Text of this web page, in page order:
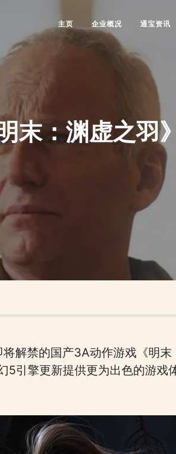
主页 企业概况 通宝资讯
末：渊虚之羽
解禁的国产3A动作游戏《明末
5引擎更新提供更为出色的游戏